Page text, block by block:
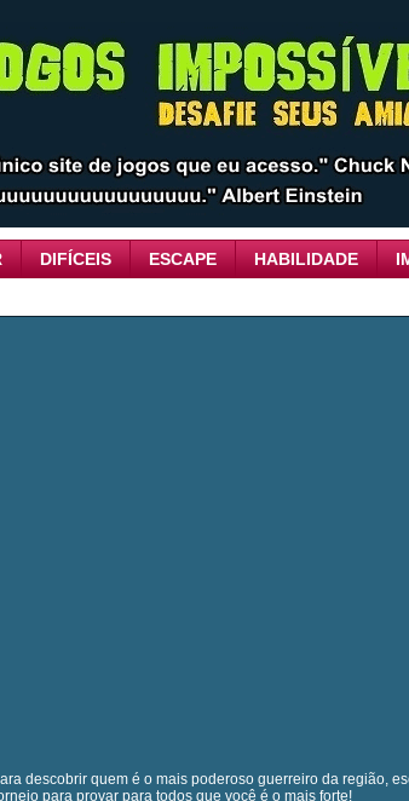
DIFÍCEIS ESCAPE HABILIDADE
descobrir quem é o mais poderoso guerreiro da região,
para provar para todos que você é o mais forte!